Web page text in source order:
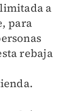
a
para
rebaja